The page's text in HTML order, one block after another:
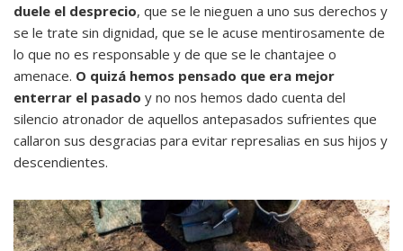
duele el desprecio, que se le nieguen a uno sus derechos y
se le trate sin dignidad, que se le acuse mentirosamente de
lo que no es responsable y de que se le chantajee o
amenace. O quizá hemos pensado que era mejor
enterrar el pasado y no nos hemos dado cuenta del
silencio atronador de aquellos antepasados sufrientes que
callaron sus desgracias para evitar represalias en sus hijos y
descendientes.